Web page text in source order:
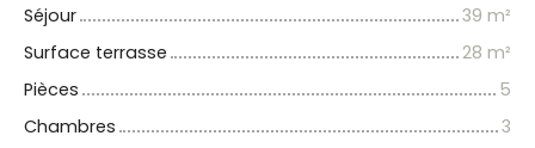
Séjour
39 m²
Surface terrasse
28 m²
Pièces
5
Chambres
3